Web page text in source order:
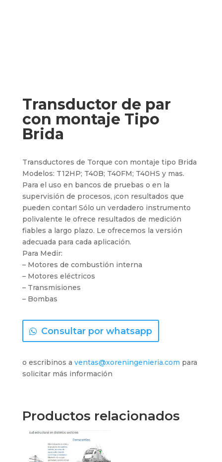
Transductor de par
con montaje Tipo
Brida
Transductores de Torque con montaje tipo Brida
Modelos: T12HP; T40B; T40FM; T40HS y mas.
Para el uso en bancos de pruebas o en la
supervisión de procesos, ¡con resultados que
pueden contar! Sólo un verdadero instrumento
polivalente le ofrece resultados de medición
fiables a largo plazo. Le ofrecemos la versión
adecuada para cada aplicación.
Para Medir:
– Motores de combustión interna
– Motores eléctricos
– Transmisiones
– Bombas
Consultar por whatsapp
o escribinos a ventas@xoreningenieria.com para
solicitar más información
Productos relacionados